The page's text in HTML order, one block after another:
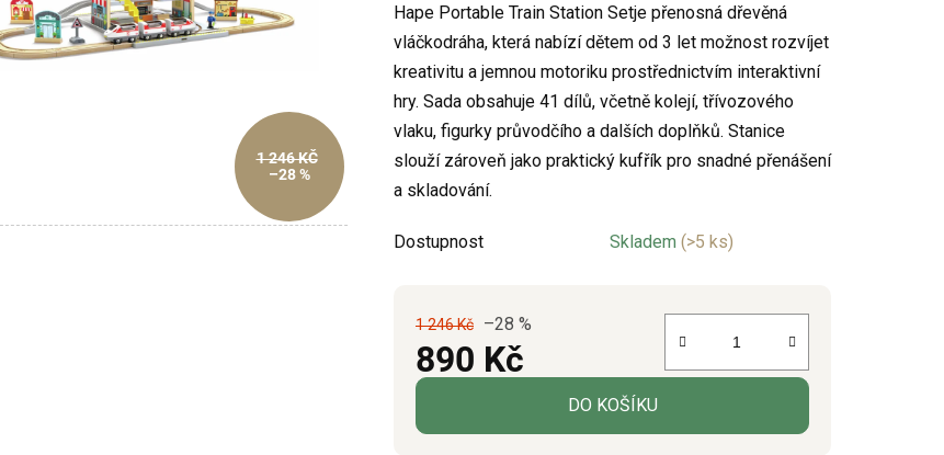
je
0,0
z
5
hvězdiček.
Hape Portable Train Station Setje přenosná dřevěná
vláčkodráha, která nabízí dětem od 3 let možnost rozvíjet
kreativitu a jemnou motoriku prostřednictvím interaktivní
hry. Sada obsahuje 41 dílů, včetně kolejí, třívozového
vlaku, figurky průvodčího a dalších doplňků. Stanice
slouží zároveň jako praktický kufřík pro snadné přenášení
a skladování.
Dostupnost Skladem (>5 ks)
1 246 Kč –28 %
890 Kč
Měrná cena:
DO KOŠÍKU
1 246 KČ
–28 %